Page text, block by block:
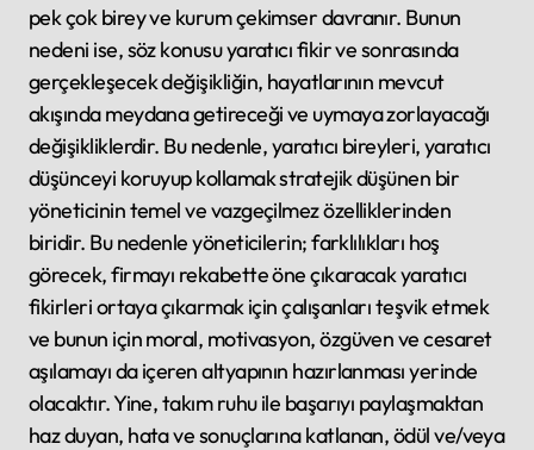
pek çok birey ve kurum çekimser davranır. Bunun
nedeni ise, söz konusu yaratıcı fikir ve sonrasında
gerçekleşecek değişikliğin, hayatlarının mevcut
akışında meydana getireceği ve uymaya zorlayacağı
değişikliklerdir. Bu nedenle, yaratıcı bireyleri, yaratıcı
düşünceyi koruyup kollamak stratejik düşünen bir
yöneticinin temel ve vazgeçilmez özelliklerinden
biridir. Bu nedenle yöneticilerin; farklılıkları hoş
görecek, firmayı rekabette öne çıkaracak yaratıcı
fikirleri ortaya çıkarmak için çalışanları teşvik etmek
ve bunun için moral, motivasyon, özgüven ve cesaret
aşılamayı da içeren altyapının hazırlanması yerinde
olacaktır. Yine, takım ruhu ile başarıyı paylaşmaktan
haz duyan, hata ve sonuçlarına katlanan, ödül ve/veya